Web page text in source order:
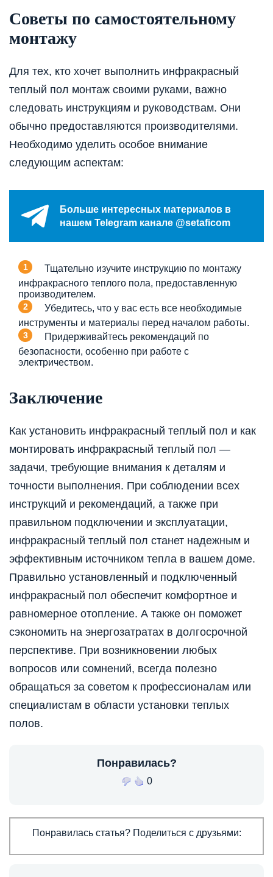
Советы по самостоятельному
монтажу
Для тех, кто хочет выполнить инфракрасный
теплый пол монтаж своими руками, важно
следовать инструкциям и руководствам. Они
обычно предоставляются производителями.
Необходимо уделить особое внимание
следующим аспектам:
Больше интересных материалов в
нашем Telegram канале @setaficom
Тщательно изучите инструкцию по монтажу
инфракрасного теплого пола, предоставленную
производителем.
Убедитесь, что у вас есть все необходимые
инструменты и материалы перед началом работы.
Придерживайтесь рекомендаций по
безопасности, особенно при работе с
электричеством.
Заключение
Как установить инфракрасный теплый пол и как
монтировать инфракрасный теплый пол —
задачи, требующие внимания к деталям и
точности выполнения. При соблюдении всех
инструкций и рекомендаций, а также при
правильном подключении и эксплуатации,
инфракрасный теплый пол станет надежным и
эффективным источником тепла в вашем доме.
Правильно установленный и подключенный
инфракрасный пол обеспечит комфортное и
равномерное отопление. А также он поможет
сэкономить на энергозатратах в долгосрочной
перспективе. При возникновении любых
вопросов или сомнений, всегда полезно
обращаться за советом к профессионалам или
специалистам в области установки теплых
полов.
Понравилась?
0
Понравилась статья? Поделиться с друзьями: